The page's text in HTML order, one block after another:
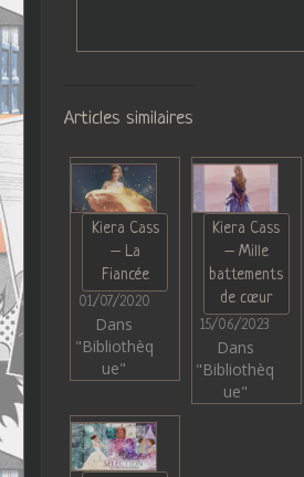
Articles similaires
Kiera Cass
– La
Fiancée
01/07/2020
Dans
"Bibliothèq
ue"
Kiera Cass
– Mille
battements
de cœur
15/06/2023
Dans
"Bibliothèq
ue"